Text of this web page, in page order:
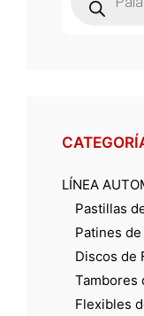
productos
LÍNEA
Pastillas
Patines
Discos de
Tambores
Flexibles